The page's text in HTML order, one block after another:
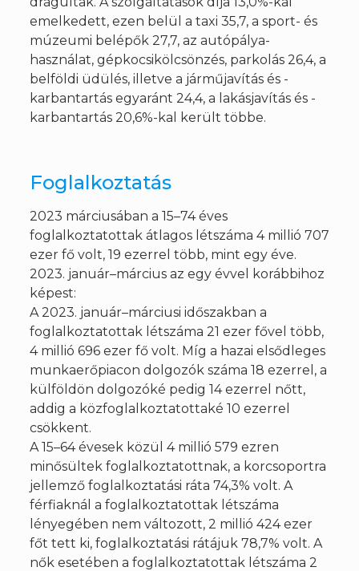
emelkedett, ezen belül a taxi 35,7, a sport- és
múzeumi belépők 27,7, az autópálya-
használat, gépkocsikölcsönzés, parkolás 26,4, a
belföldi üdülés, illetve a járműjavítás és -
karbantartás egyaránt 24,4, a lakásjavítás és -
karbantartás 20,6%-kal került többe.
Foglalkoztatás
2023 márciusában a 15–74 éves
foglalkoztatottak átlagos létszáma 4 millió 707
ezer fő volt, 19 ezerrel több, mint egy éve.
2023. január–március az egy évvel korábbihoz
képest:
A 2023. január–márciusi időszakban a
foglalkoztatottak létszáma 21 ezer fővel több,
4 millió 696 ezer fő volt. Míg a hazai elsődleges
munkaerőpiacon dolgozók száma 18 ezerrel, a
külföldön dolgozóké pedig 14 ezerrel nőtt,
addig a közfoglalkoztatottaké 10 ezerrel
csökkent.
A 15–64 évesek közül 4 millió 579 ezren
minősültek foglalkoztatottnak, a korcsoportra
jellemző foglalkoztatási ráta 74,3% volt. A
férfiaknál a foglalkoztatottak létszáma
lényegében nem változott, 2 millió 424 ezer
főt tett ki, foglalkoztatási rátájuk 78,7% volt. A
nők esetében a foglalkoztatottak létszáma 2